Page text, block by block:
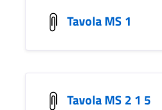
Tavola MS 1
Tavola MS 2 1 5